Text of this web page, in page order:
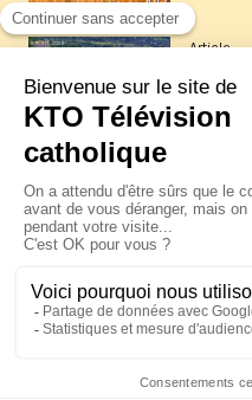
Article
La
XIV à
jeudi 6
Le
Pérou
© KTO 2026 —